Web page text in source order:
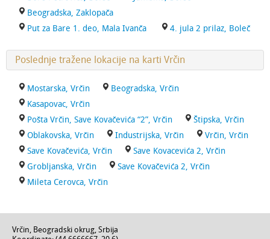
Beogradska, Zaklopača
Put za Bare 1. deo, Mala Ivanča
4. jula 2 prilaz, Boleč
Poslednje tražene lokacije na karti Vrčin
Mostarska, Vrčin
Beogradska, Vrčin
Kasapovac, Vrčin
Pošta Vrčin, Save Kovačevića “2”, Vrčin
Štipska, Vrčin
Oblakovska, Vrčin
Industrijska, Vrčin
Vrčin, Vrčin
Save Kovačevića, Vrčin
Save Kovacevića 2, Vrčin
Grobljanska, Vrčin
Save Kovačevića 2, Vrčin
Mileta Cerovca, Vrčin
Vrčin, Beogradski okrug, Srbija